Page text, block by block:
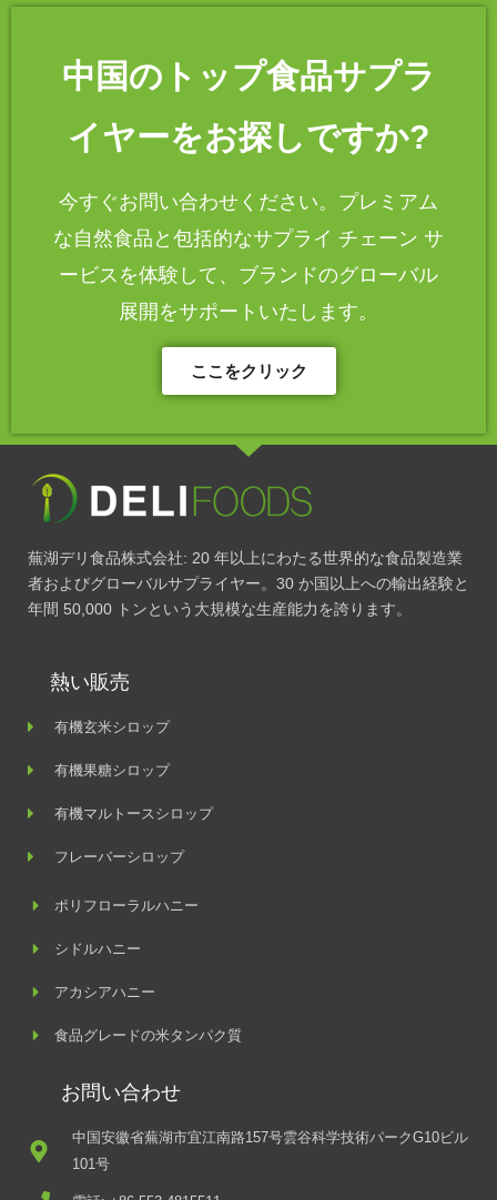
中国のトップ食品サプラ
イヤーをお探しですか?
今すぐお問い合わせください。プレミアム
な自然食品と包括的なサプライ チェーン サ
ービスを体験して、ブランドのグローバル
展開をサポートいたします。
ここをクリック
蕪湖デリ食品株式会社: 20 年以上にわたる世界的な食品製造業
者およびグローバルサプライヤー。30 か国以上への輸出経験と
年間 50,000 トンという大規模な生産能力を誇ります。
熱い販売
有機玄米シロップ
有機果糖シロップ
有機マルトースシロップ
フレーバーシロップ
ポリフローラルハニー
シドルハニー
アカシアハニー
食品グレードの米タンパク質
お問い合わせ
中国安徽省蕪湖市宜江南路157号雲谷科学技術パークG10ビル
101号